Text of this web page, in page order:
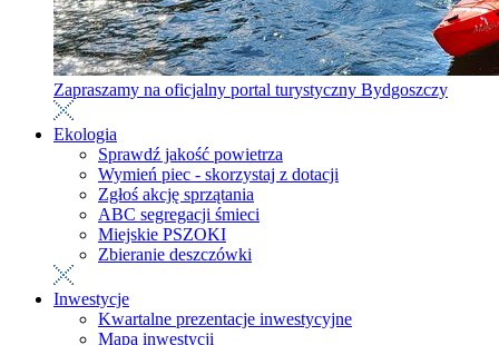
Zapraszamy na oficjalny portal turystyczny Bydgoszczy
Ekologia
Sprawdź jakość powietrza
Wymień piec - skorzystaj z dotacji
Zgłoś akcję sprzątania
ABC segregacji śmieci
Miejskie PSZOKI
Zbieranie deszczówki
Inwestycje
Kwartalne prezentacje inwestycyjne
Mapa inwestycji